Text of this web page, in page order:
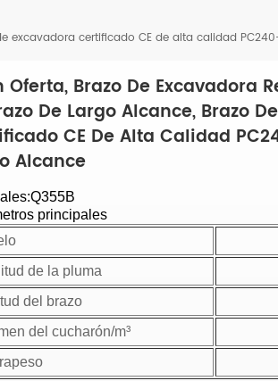
excavadora certificado CE de alta calidad
Oferta, Brazo De Excavadora
De Largo Alcance, Brazo
CE De Alta Calidad
Alcance
principales
de la pluma
del brazo
del cucharón/m³